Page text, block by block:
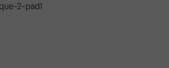
2-pad1